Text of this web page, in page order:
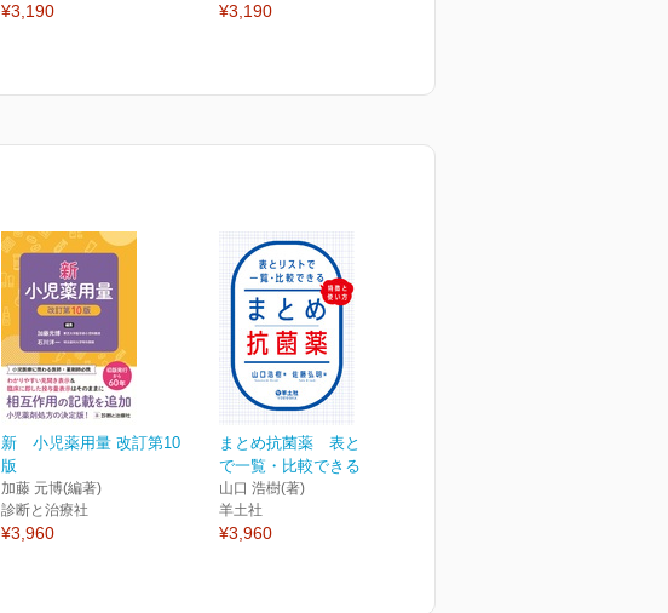
¥3,190 ¥3,190
新 小児薬用量 改訂第10
版
加藤 元博(編著)
診断と治療社
¥3,960
まとめ抗菌薬 表とリスト
で一覧・比較できる、特...
山口 浩樹(著)
羊土社
¥3,960